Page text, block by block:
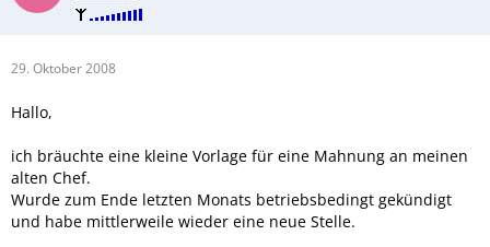
29. Oktober 2008
Hallo,
ich bräuchte eine kleine Vorlage für eine Mahnung an meinen
alten Chef.
Wurde zum Ende letzten Monats betriebsbedingt gekündigt
und habe mittlerweile wieder eine neue Stelle.